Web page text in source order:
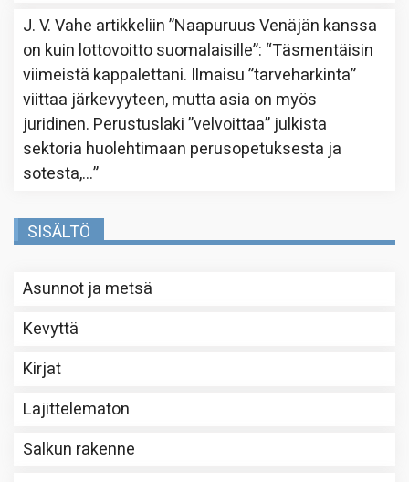
J. V. Vahe artikkeliin”Naapuruus Venäjän kanssa
on kuin lottovoitto suomalaisille”: “Täsmentäisin
viimeistä kappalettani. Ilmaisu ”tarveharkinta”
viittaa järkevyyteen, mutta asia on myös
juridinen. Perustuslaki ”velvoittaa” julkista
sektoria huolehtimaan perusopetuksesta ja
sotesta,…”
SISÄLTÖ
Asunnot ja metsä
Kevyttä
Kirjat
Lajittelematon
Salkun rakenne